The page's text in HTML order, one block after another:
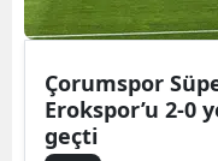
Çorumspor
Erokspor’u 2-0
geçti